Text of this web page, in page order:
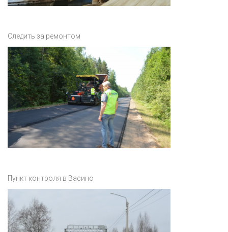
Следить за ремонтом
Пункт контроля в Васино